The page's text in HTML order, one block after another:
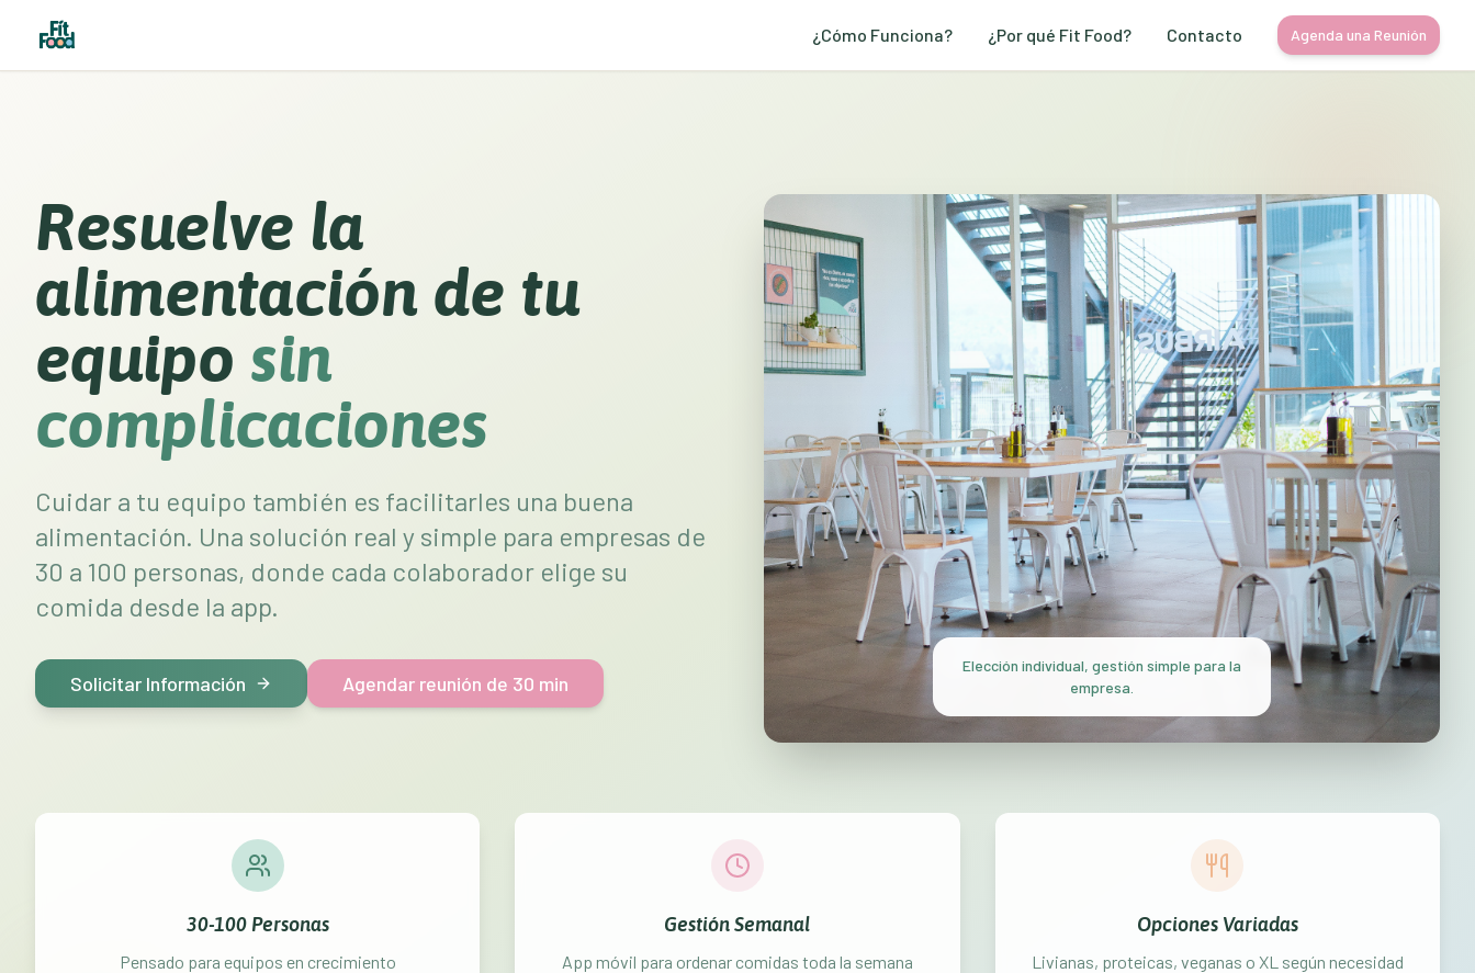
¿Cómo Funciona? ¿Por qué Fit Food? Contacto Agenda una Reunión
Resuelve la
alimentación de tu
equipo sin
complicaciones
Cuidar a tu equipo también es facilitarles una buena
alimentación. Una solución real y simple para empresas de
30 a 100 personas, donde cada colaborador elige su
comida desde la app.
Solicitar Información Agendar reunión de 30 min
Elección individual, gestión simple para la
empresa.
30-100 Personas
Pensado para equipos en crecimiento
Gestión Semanal
App móvil para ordenar comidas toda la semana
Opciones Variadas
Livianas, proteicas, veganas o XL según necesidad